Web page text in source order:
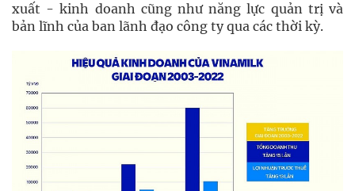
xuất - kinh doanh cũng như năng lực quản trị và
bản lĩnh của ban lãnh đạo công ty qua các thời kỳ.